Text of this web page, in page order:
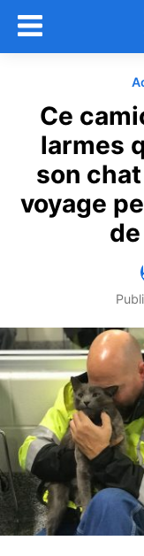
Ce
larmes
son
voyage